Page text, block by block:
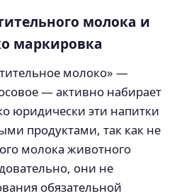
молока и
маркировка
молоко» —
— активно набирает
юридически эти напитки
продуктами, так как не
молока животного
они не
обязательной